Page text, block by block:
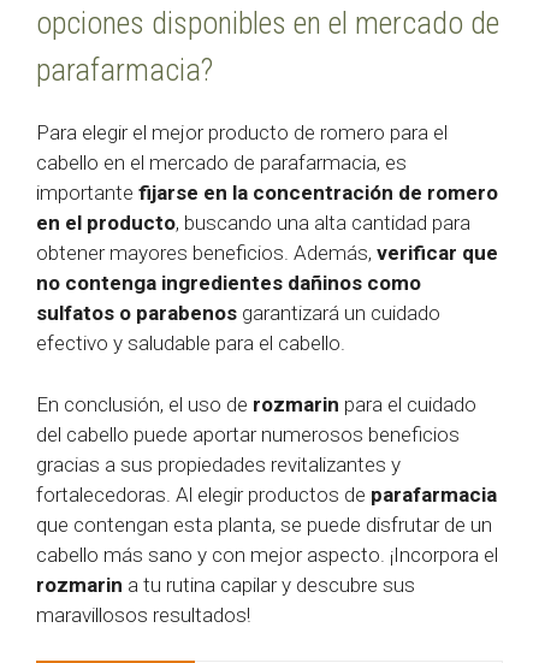
opciones disponibles en el mercado de
parafarmacia?
Para elegir el mejor producto de romero para el
cabello en el mercado de parafarmacia, es
importante fijarse en la concentración de romero
en el producto, buscando una alta cantidad para
obtener mayores beneficios. Además, verificar que
no contenga ingredientes dañinos como
sulfatos o parabenos garantizará un cuidado
efectivo y saludable para el cabello.
En conclusión, el uso de rozmarin para el cuidado
del cabello puede aportar numerosos beneficios
gracias a sus propiedades revitalizantes y
fortalecedoras. Al elegir productos de parafarmacia
que contengan esta planta, se puede disfrutar de un
cabello más sano y con mejor aspecto. ¡Incorpora el
rozmarin a tu rutina capilar y descubre sus
maravillosos resultados!